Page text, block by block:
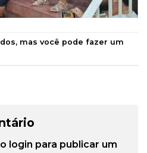
mas você pode fazer um
login para publicar um